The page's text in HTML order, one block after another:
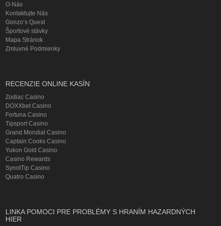
O-Nás
Kontaktujte Nás
Gonzo’s Quest
Športové stávky
Mapa Stránok
Zmluvné Podmienky
RECENZIE ONLINE KASÍN
Zodiac Casino
DOXXbet Casino
Fortuna Casino
Tipsport Casino
Grand Mondial Casino
Captain Cooks Casino
Yukon Gold Casino
Casino Rewards
SynotTip Casino
Quatro Casino
LINKA POMOCI PRE PROBLÉMY S HRANÍM HAZARDNÝCH
HIER